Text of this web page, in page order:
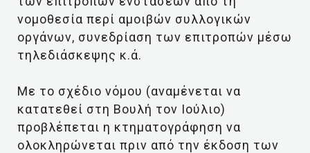
νομοθεσία περί αμοιβών συλλογικών
οργάνων, συνεδρίαση των επιτροπών μέσω
τηλεδιάσκεψης κ.ά.
Με το σχέδιο νόμου (αναμένεται να
κατατεθεί στη Βουλή τον Ιούλιο)
προβλέπεται η κτηματογράφηση να
ολοκληρώνεται πριν από την έκδοση των